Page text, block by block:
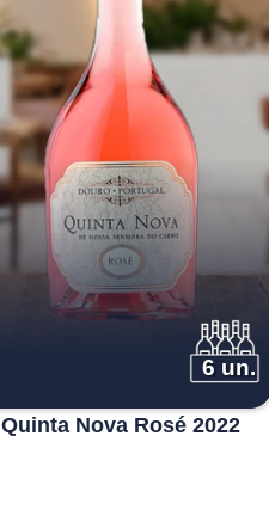
6 un.
Quinta Nova Rosé 2022